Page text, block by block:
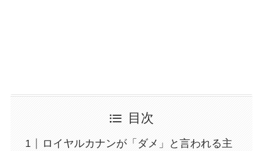
目次
ロイヤルカナンが「ダメ」と言われる主